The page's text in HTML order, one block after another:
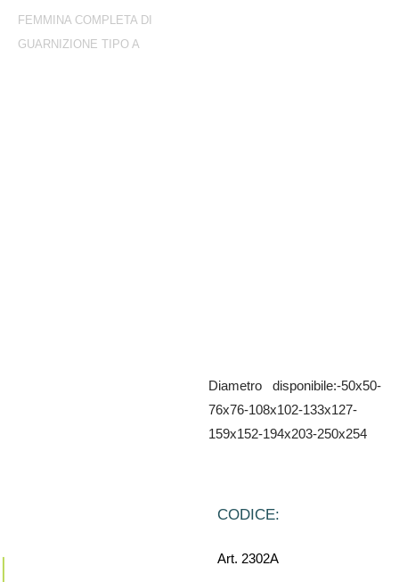
FEMMINA COMPLETA DI
GUARNIZIONE TIPO A
Diametro disponibile:-50x50-
76x76-108x102-133x127-
159x152-194x203-250x254
CODICE:
Art. 2302A